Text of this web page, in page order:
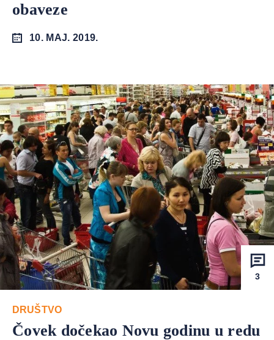
obaveze
10. MAJ. 2019.
3
DRUŠTVO
Čovek dočekao Novu godinu u redu